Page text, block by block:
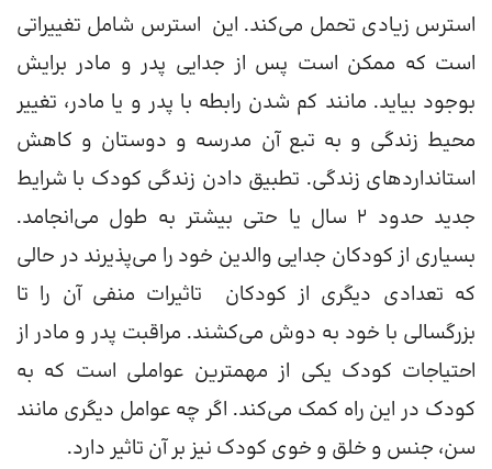
استرس زیادی تحمل می‌کند. این استرس شامل تغییراتی
است که ممکن است پس از جدایی پدر و مادر برایش
بوجود بیاید. مانند کم شدن رابطه با پدر و یا مادر، تغییر
محیط زندگی و به تبع آن مدرسه و دوستان و کاهش
استانداردهای زندگی. تطبیق دادن زندگی کودک با شرایط
جدید حدود ۲ سال یا حتی بیشتر به طول می‌انجامد.
بسیاری از کودکان جدایی والدین خود را می‌پذیرند در حالی
که تعدادی دیگری از کودکان تاثیرات منفی آن را تا
بزرگسالی با خود به دوش می‌کشند. مراقبت پدر و مادر از
احتیاجات کودک یکی از مهمترین عواملی است که به
کودک در این راه کمک می‌کند. اگر چه عوامل دیگری مانند
سن، جنس و خلق و خوی کودک نیز بر آن تاثیر دارد.